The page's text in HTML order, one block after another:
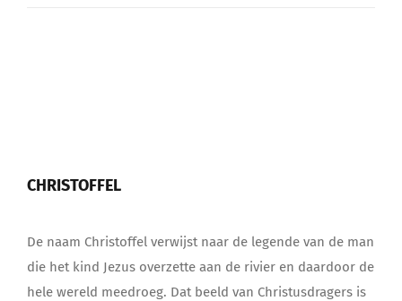
CHRISTOFFEL
De naam Christoffel verwijst naar de legende van de man
die het kind Jezus overzette aan de rivier en daardoor de
hele wereld meedroeg. Dat beeld van Christusdragers is